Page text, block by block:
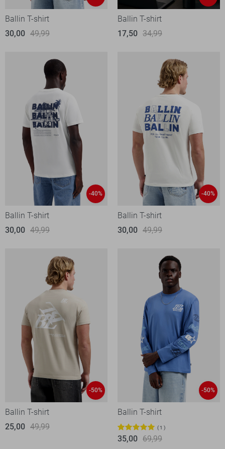
Ballin T-shirt
30,00 49,99
Ballin T-shirt
17,50 34,99
-40%
Ballin T-shirt
30,00 49,99
-40%
Ballin T-shirt
30,00 49,99
-50%
Ballin T-shirt
25,00 49,99
-50%
Ballin T-shirt
1
35,00 69,99